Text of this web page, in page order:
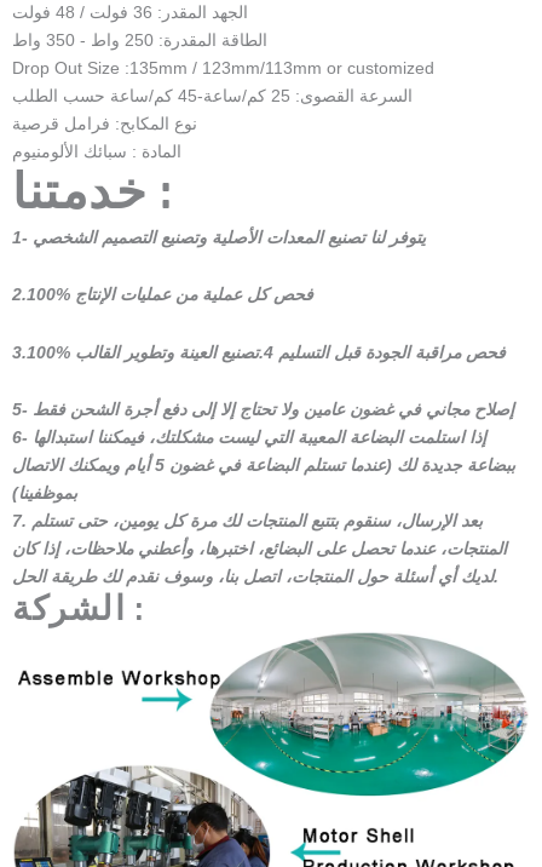
الجهد المقدر: 36 فولت / 48 فولت
الطاقة المقدرة: 250 واط - 350 واط
Drop Out Size :135mm / 123mm/113mm or customized
السرعة القصوى: 25 كم/ساعة-45 كم/ساعة حسب الطلب
نوع المكابح: فرامل قرصية
المادة : سبائك الألومنيوم
خدمتنا :
1- يتوفر لنا تصنيع المعدات الأصلية وتصنيع التصميم الشخصي
2.100% فحص كل عملية من عمليات الإنتاج
3.100% فحص مراقبة الجودة قبل التسليم 4.تصنيع العينة وتطوير القالب
5- إصلاح مجاني في غضون عامين ولا تحتاج إلا إلى دفع أجرة الشحن فقط
6- إذا استلمت البضاعة المعيبة التي ليست مشكلتك، فيمكننا استبدالها
ببضاعة جديدة لك (عندما تستلم البضاعة في غضون 5 أيام ويمكنك الاتصال
بموظفينا)
7. بعد الإرسال، سنقوم بتتبع المنتجات لك مرة كل يومين، حتى تستلم
المنتجات، عندما تحصل على البضائع، اختبرها، وأعطني ملاحظات، إذا كان
لديك أي أسئلة حول المنتجات، اتصل بنا، وسوف نقدم لك طريقة الحل.
الشركة :